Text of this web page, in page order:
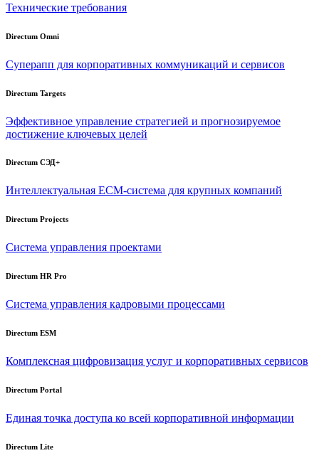
Технические требования
Directum Omni
Суперапп для корпоративных коммуникаций и сервисов
Directum Targets
Эффективное управление стратегией и прогнозируемое
достижение ключевых целей
Directum СЭД+
Интеллектуальная ECM-система для крупных компаний
Directum Projects
Система управления проектами
Directum HR Pro
Система управления кадровыми процессами
Directum ESM
Комплексная цифровизация услуг и корпоративных сервисов
Directum Portal
Единая точка доступа ко всей корпоративной информации
Directum Lite